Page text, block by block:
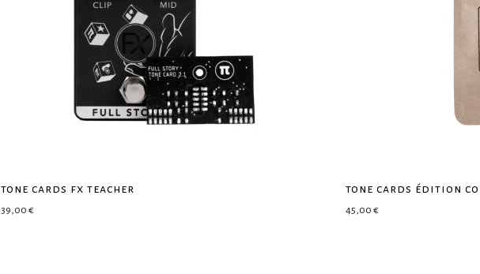
tone cards fx teacher
39,00 €
tone cards édition
45,00 €